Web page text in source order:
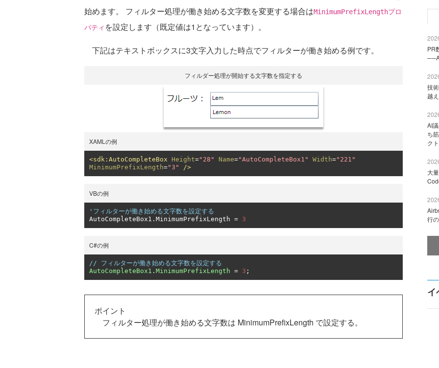
始めます。 フィルター処理が働き始める文字数を変更する場合はMinimumPrefixLengthプロ
パティ を設定します（既定値は1となっています）。
下記はテキストボックスに3文字入力した時点でフィルターが働き始める例です。
フィルダー処理が開始する文字数を指定する
XAMLの例
<sdk:AutoCompleteBox Height="28" Name="AutoCompleteBox1" Width="221"
MinimumPrefixLength="3" />
VBの例
'フィルターが働き始める文字数を設定する
AutoCompleteBox1 . MinimumPrefixLength = 3
C#の例
// フィルターが働き始める文字数を設定する
AutoCompleteBox1 . MinimumPrefixLength = 3 ;
ポイント
フィルター処理が働き始める文字数は MinimumPrefixLength で設定する。
PR
技
越
AI
ち
ク
大
行
イ